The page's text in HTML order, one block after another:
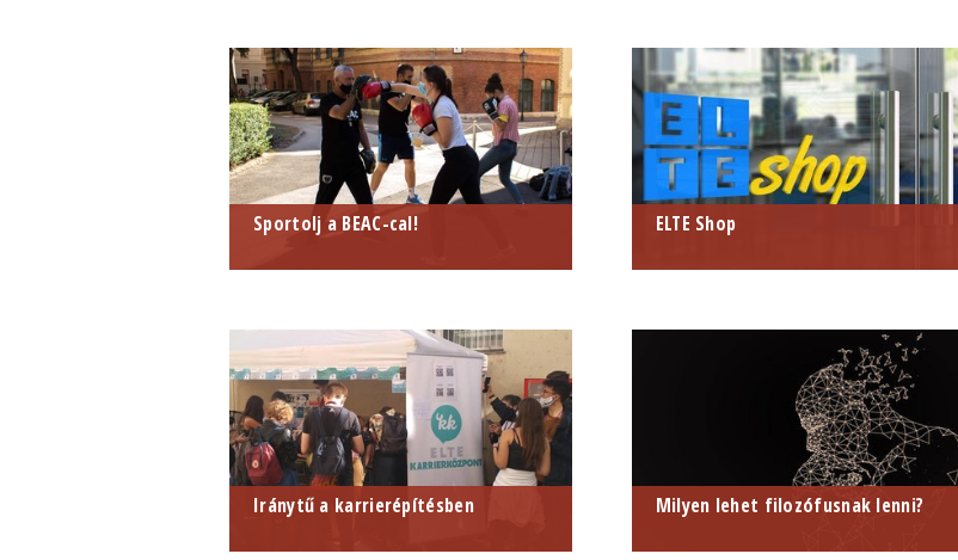
Sportolj a BEAC-cal! ELTE Shop
Iránytű a karrierépítésben Milyen lehet filozófusnak lenni?